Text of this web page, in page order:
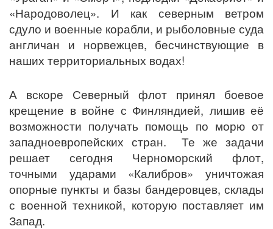
«Народоволец». И как северным ветром
сдуло и военные корабли, и рыболовные суда
англичан и норвежцев, бесчинствующие в
наших территориальных водах!
А вскоре Северный флот принял боевое
крещение в войне с Финляндией, лишив её
возможности получать помощь по морю от
западноевропейских стран. Те же задачи
решает сегодня Черноморский флот,
точными ударами «Калибров» уничтожая
опорные пункты и базы бандеровцев, склады
с военной техникой, которую поставляет им
Запад.